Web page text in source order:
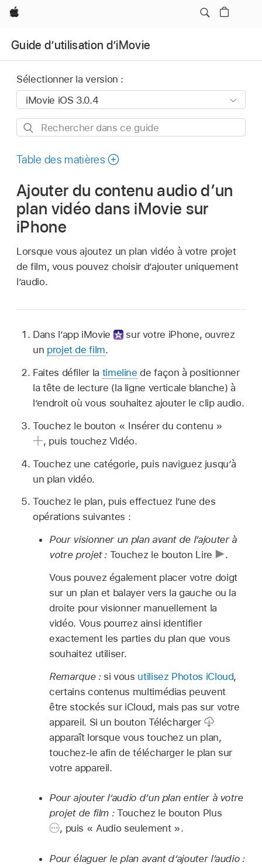
Apple
Guide d’utilisation d’iMovie
Sélectionner la version :
Rechercher
ce
Table des matières
Ajouter du contenu audio d’un
plan vidéo dans iMovie sur
iPhone
Lorsque vous ajoutez un plan vidéo à votre projet
de film, vous pouvez choisir d’ajouter uniquement
l’audio.
Dans l’app iMovie
sur votre iPhone, ouvrez
un projet de film.
Faites défiler la timeline de façon à positionner
la tête de lecture (la ligne verticale blanche) à
l’endroit où vous souhaitez ajouter le clip audio.
Touchez le bouton « Insérer du contenu »
, puis touchez Vidéo.
Touchez une catégorie, puis naviguez jusqu’à
un plan vidéo.
Touchez le plan, puis effectuez l’une des
opérations suivantes :
Pour visionner un plan avant de l’ajouter à
votre projet : Touchez le bouton Lire
.
Vous pouvez également placer votre doigt
sur un plan et balayer vers la gauche ou la
droite pour visionner manuellement la
vidéo. Vous pourrez ainsi identifier
exactement les parties du plan que vous
souhaitez utiliser.
Remarque : si vous utilisez Photos iCloud,
certains contenus multimédias peuvent
être stockés sur iCloud, mais pas sur votre
appareil. Si un bouton Télécharger
apparaît lorsque vous touchez un plan,
touchez-le afin de télécharger le plan sur
votre appareil.
Pour ajouter l’audio d’un plan entier à votre
projet de film :Touchez le bouton Plus
, puis « Audio seulement ».
Pour élaguer le plan avant d’ajouter l’audio :